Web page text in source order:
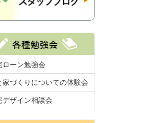
ローン勉強会
家づくりについての体験会
デザイン相談会